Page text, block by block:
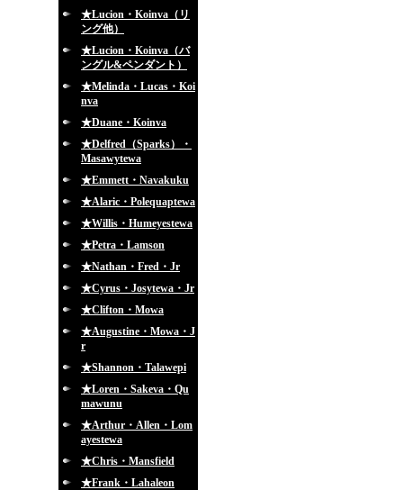
★Lucion・Koinva（リ
ング他）
★Lucion・Koinva（バ
ングル&ペンダント）
★Melinda・Lucas・Koi
nva
★Duane・Koinva
★Delfred（Sparks）・
Masawytewa
★Emmett・Navakuku
★Alaric・Polequaptewa
★Willis・Humeyestewa
★Petra・Lamson
★Nathan・Fred・Jr
★Cyrus・Josytewa・Jr
★Clifton・Mowa
★Augustine・Mowa・J
r
★Shannon・Talawepi
★Loren・Sakeva・Qu
mawunu
★Arthur・Allen・Lom
ayestewa
★Chris・Mansfield
★Frank・Lahaleon